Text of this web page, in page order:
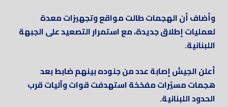
وأضاف أن الهجمات طالت مواقع وتجهيزات معدة
لعمليات إطلاق جديدة، مع استمرار التصعيد على الجبهة
اللبنانية.
أعلن الجيش إصابة عدد من جنوده بينهم ضابط بعد
هجمات مسيّرات مفخخة استهدفت قوات وآليات قرب
الحدود اللبنانية.